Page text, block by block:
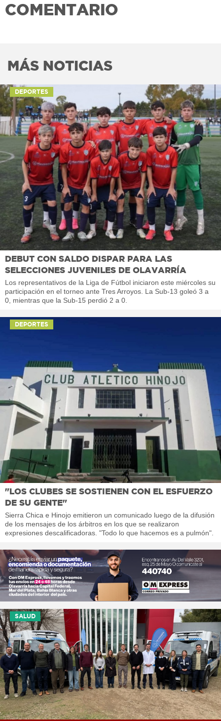
COMENTARIO
MÁS NOTICIAS
DEPORTES
DEBUT CON SALDO DISPAR PARA LAS
SELECCIONES JUVENILES DE OLAVARRÍA
Los representativos de la Liga de Fútbol iniciaron este miércoles su
participación en el torneo ante Tres Arroyos. La Sub-13 goleó 3 a
0, mientras que la Sub-15 perdió 2 a 0.
DEPORTES
"LOS CLUBES SE SOSTIENEN CON EL ESFUERZO
DE SU GENTE"
Sierra Chica e Hinojo emitieron un comunicado luego de la difusión
de los mensajes de los árbitros en los que se realizaron
expresiones descalificadoras. "Todo lo que hacemos es a pulmón".
SALUD